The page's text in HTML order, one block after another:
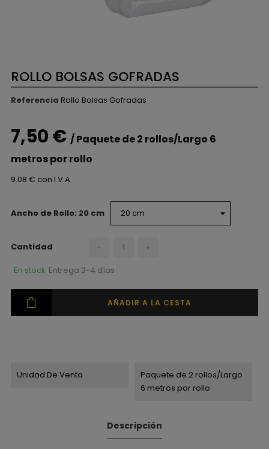
ROLLO BOLSAS GOFRADAS
Referencia Rollo Bolsas Gofradas
7,50 € / Paquete de 2 rollos/Largo 6
metros por rollo
9.08 € con I.V.A
Ancho de Rollo: 20 cm
Cantidad - +
En stock Entrega 3-4 días
AÑADIR A LA CESTA
Unidad De Venta
Paquete de 2 rollos/Largo
6 metros por rollo
Descripción